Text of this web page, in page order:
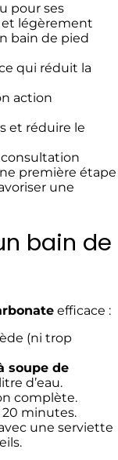
pour ses
et légèrement
bain de pied
qui réduit la
action
et réduire le
première étape
une
bain de
efficace :
(ni trop
soupe de
d’eau.
complète.
20 minutes.
une serviette